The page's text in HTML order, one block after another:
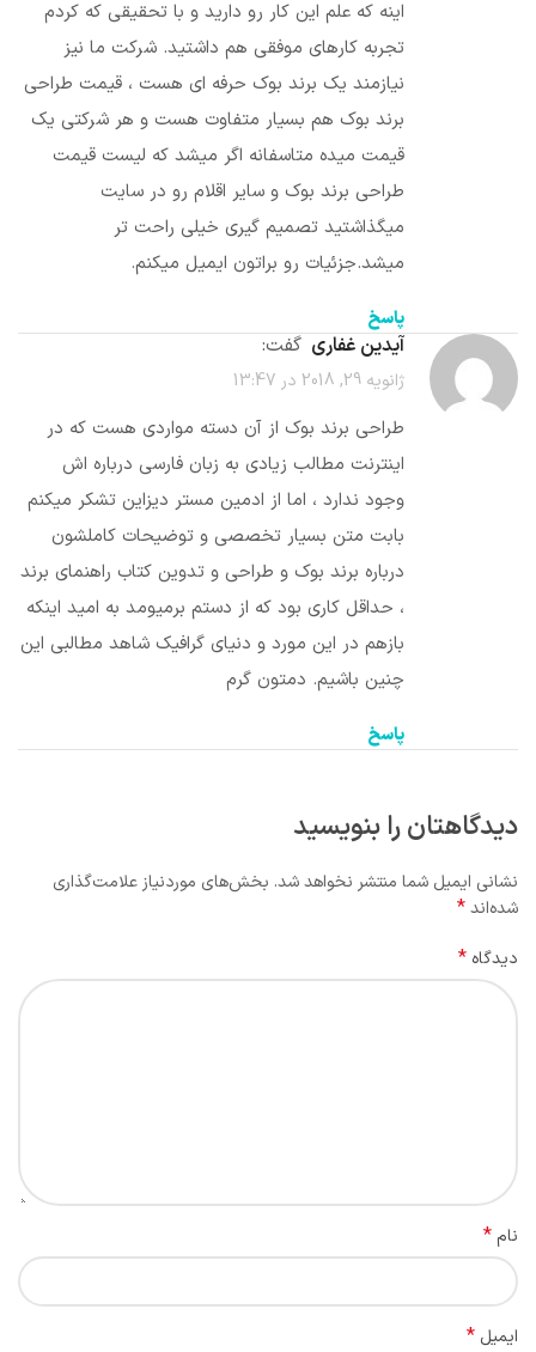
اینه که علم این کار رو دارید و با تحقیقی که کردم
تجربه کارهای موفقی هم داشتید. شرکت ما نیز
نیازمند یک برند بوک حرفه ای هست ، قیمت طراحی
برند بوک هم بسیار متفاوت هست و هر شرکتی یک
قیمت میده متاسفانه اگر میشد که لیست قیمت
طراحی برند بوک و سایر اقلام رو در سایت
میگذاشتید تصمیم گیری خیلی راحت تر
میشد.جزئیات رو براتون ایمیل میکنم.
پاسخ
آیدین غفاری گفت:
ژانویه 29, 2018 در 13:47
طراحی برند بوک از آن دسته مواردی هست که در
اینترنت مطالب زیادی به زبان فارسی درباره اش
وجود ندارد ، اما از ادمین مستر دیزاین تشکر میکنم
بابت متن بسیار تخصصی و توضیحات کاملشون
درباره برند بوک و طراحی و تدوین کتاب راهنمای برند
، حداقل کاری بود که از دستم برمیومد به امید اینکه
بازهم در این مورد و دنیای گرافیک شاهد مطالبی این
چنین باشیم. دمتون گرم
پاسخ
دیدگاهتان را بنویسید
نشانی ایمیل شما منتشر نخواهد شد. بخش‌های موردنیاز علامت‌گذاری
شده‌اند*
دیدگاه *
نام *
ایمیل *